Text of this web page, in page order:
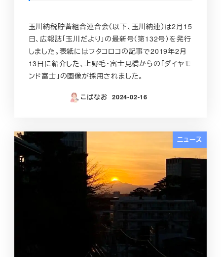
玉川納税貯蓄組合連合会（以下、玉川納連）は2月15
日、広報誌「玉川だより」の最新号（第132号）を発行
しました。表紙にはフタコロコの記事で2019年2月
13日に紹介した、上野毛・富士見橋からの「ダイヤモ
ンド富士」の画像が採用されました。
こばなお
投稿日
2024-02-16
ニュース